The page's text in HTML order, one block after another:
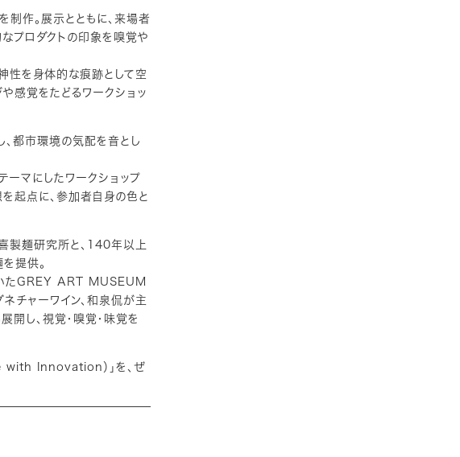
制作。展示とともに、来場者
なプロダクトの印象を嗅覚や
性を身体的な痕跡として空
や感覚をたどるワークショッ
、都市環境の気配を音とし
ーマにしたワークショップ
起点に、参加者自身の色と
製麺研究所と、140年以上
提供。
いたGREY ART MUSEUM
チャーワイン、和泉侃が主
し、視覚・嗅覚・味覚を
with Innovation）」を、ぜ